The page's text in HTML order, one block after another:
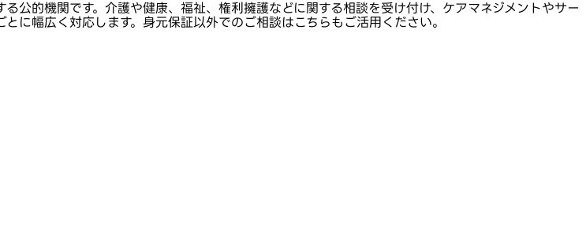
公的機関です。介護や健康、福祉、権利擁護などに関する相談を受け付け、ケアマネジメントやサー
に幅広く対応します。身元保証以外でのご相談はこちらもご活用ください。